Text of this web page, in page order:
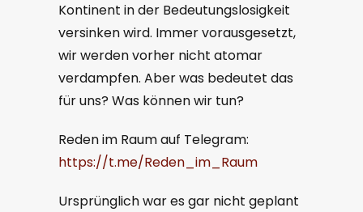
Kontinent in der Bedeutungslosigkeit
versinken wird. Immer vorausgesetzt,
wir werden vorher nicht atomar
verdampfen. Aber was bedeutet das
für uns? Was können wir tun?
Reden im Raum auf Telegram:
https://t.me/Reden_im_Raum
Ursprünglich war es gar nicht geplant